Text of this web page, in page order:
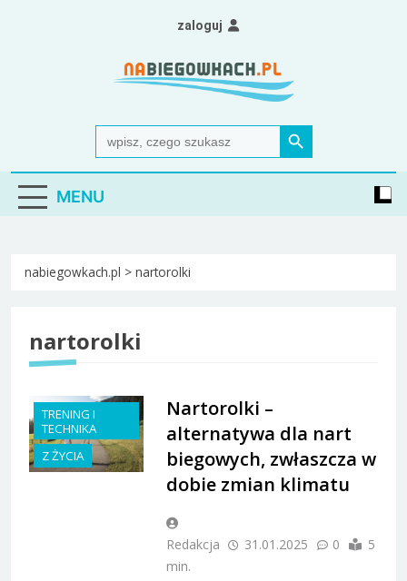
Nabiegowkach.pl
portal miłośników narciarstwa biegowego
Search
for:
Search Button
zaloguj
MENU
nabiegowkach.pl > nartorolki
nartorolki
TRENING I
TECHNIKA
Z ŻYCIA
Nartorolki –
alternatywa dla nart
biegowych, zwłaszcza w
dobie zmian klimatu
Redakcja 31.01.2025 0
5
min.